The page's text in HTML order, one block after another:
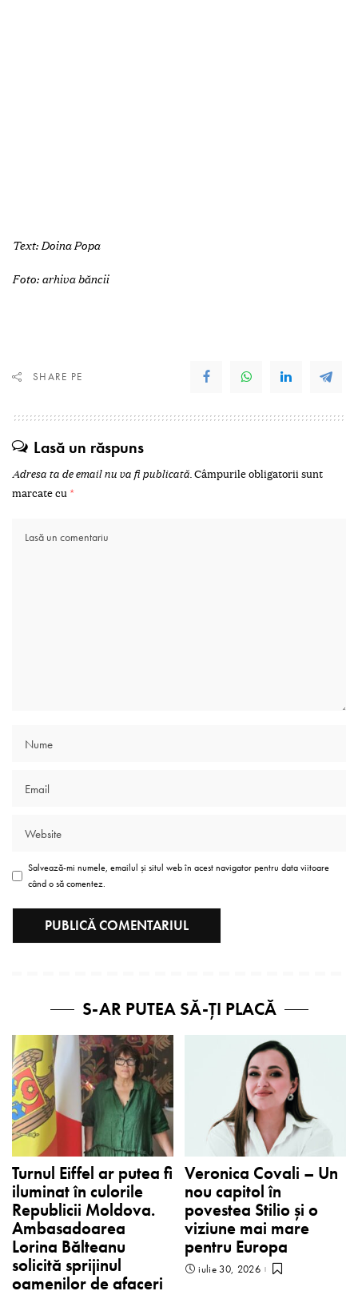
Text: Doina Popa
Foto: arhiva băncii
SHARE PE
Lasă un răspuns
Adresa ta de email nu va fi publicată.Câmpurile obligatorii sunt
marcate cu *
Salvează-mi numele, emailul și situl web în acest navigator pentru data viitoare
când o să comentez.
S-AR PUTEA SĂ-ȚI PLACĂ
Turnul Eiffel ar putea fi
iluminat în culorile
Republicii Moldova.
Ambasadoarea
Lorina Bălteanu
solicită sprijinul
oamenilor de afaceri
Veronica Covali – Un
nou capitol în
povestea Stilio și o
viziune mai mare
pentru Europa
iulie 30, 2026